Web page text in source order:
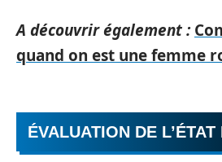
A découvrir également :
quand on est une femme
ÉVALUATION DE